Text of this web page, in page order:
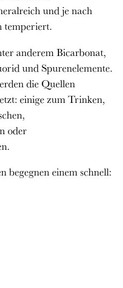
und je nach
temperiert.
anderem Bicarbonat,
und Spurenelemente.
die Quellen
einige zum Trinken,
oder
begegnen einem schnell: